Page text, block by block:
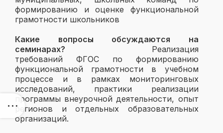
формированию и оценке функциональной
грамотности школьников
Какие вопросы обсуждаются на
семинарах?
Реализация
требований ФГОС по формированию
функциональной грамотности в учебном
процессе и в рамках мониторинговых
исследований, практики реализации
программы внеурочной деятельности, опыт
регионов и отдельных образовательных
организаций.